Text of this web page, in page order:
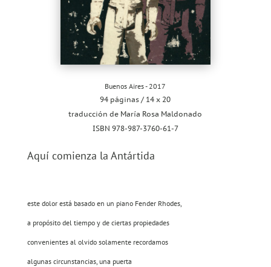
Buenos Aires - 2017
94 páginas / 14 x 20
traducción de María Rosa Maldonado
ISBN 978-987-3760-61-7
Aquí comienza la Antártida
este dolor está basado en un piano Fender Rhodes,
a propósito del tiempo y de ciertas propiedades
convenientes al olvido solamente recordamos
algunas circunstancias, una puerta